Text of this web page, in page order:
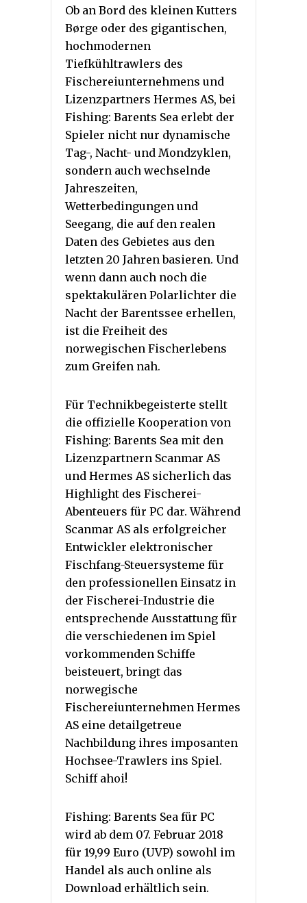
Ob an Bord des kleinen Kutters
Børge oder des gigantischen,
hochmodernen
Tiefkühltrawlers des
Fischereiunternehmens und
Lizenzpartners Hermes AS, bei
Fishing: Barents Sea erlebt der
Spieler nicht nur dynamische
Tag-, Nacht- und Mondzyklen,
sondern auch wechselnde
Jahreszeiten,
Wetterbedingungen und
Seegang, die auf den realen
Daten des Gebietes aus den
letzten 20 Jahren basieren. Und
wenn dann auch noch die
spektakulären Polarlichter die
Nacht der Barentssee erhellen,
ist die Freiheit des
norwegischen Fischerlebens
zum Greifen nah.
Für Technikbegeisterte stellt
die offizielle Kooperation von
Fishing: Barents Sea mit den
Lizenzpartnern Scanmar AS
und Hermes AS sicherlich das
Highlight des Fischerei-
Abenteuers für PC dar. Während
Scanmar AS als erfolgreicher
Entwickler elektronischer
Fischfang-Steuersysteme für
den professionellen Einsatz in
der Fischerei-Industrie die
entsprechende Ausstattung für
die verschiedenen im Spiel
vorkommenden Schiffe
beisteuert, bringt das
norwegische
Fischereiunternehmen Hermes
AS eine detailgetreue
Nachbildung ihres imposanten
Hochsee-Trawlers ins Spiel.
Schiff ahoi!
Fishing: Barents Sea für PC
wird ab dem 07. Februar 2018
für 19,99 Euro (UVP) sowohl im
Handel als auch online als
Download erhältlich sein.